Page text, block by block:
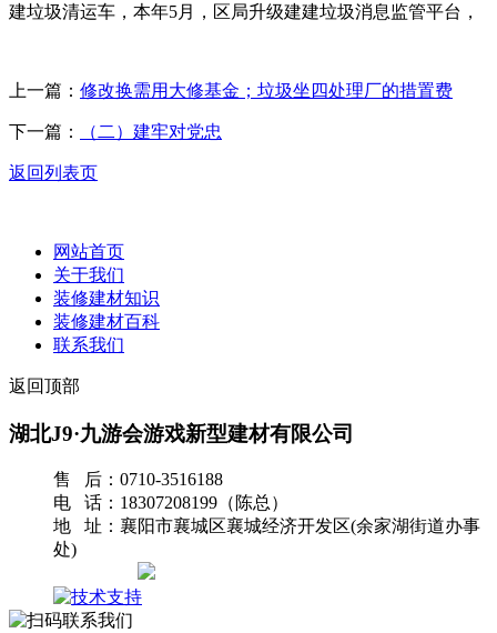
建垃圾清运车，本年5月，区局升级建建垃圾消息监管平台，
上一篇： 修改换需用大修基金；垃圾坐四处理厂的措置费
下一篇： （二）建牢对党忠
返回列表页
网站首页
关于我们
装修建材知识
装修建材百科
联系我们
返回顶部
湖北J9·九游会游戏新型建材有限公司
售 后：0710-3516188
电 话：18307208199（陈总）
地 址：襄阳市襄城区襄城经济开发区(余家湖街道办事
处)